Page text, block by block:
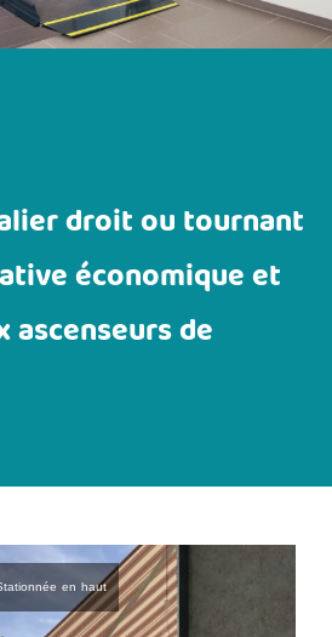
droit ou tournant
économique et
ascenseurs de
en haut